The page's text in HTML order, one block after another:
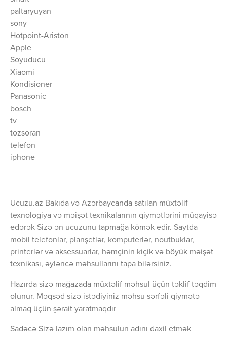
paltaryuyan
sony
Hotpoint-Ariston
Apple
Soyuducu
Xiaomi
Kondisioner
Panasonic
bosch
tv
tozsoran
telefon
iphone
Ucuzu.az Bakıda və Azərbaycanda satılan müxtəlif
texnologiya və məişət texnikalarının qiymətlərini müqayisə
edərək Sizə ən ucuzunu tapmağa kömək edir. Saytda
mobil telefonlar, planşetlər, komputerlər, noutbuklar,
printerlər və aksessuarlar, həmçinin kiçik və böyük məişət
texnikası, əyləncə məhsullarını tapa bilərsiniz.
Hazırda sizə mağazada müxtəlif məhsul üçün təklif təqdim
olunur. Məqsəd sizə istədiyiniz məhsu sərfəli qiymətə
almaq üçün şərait yaratmaqdır
Sadəcə Sizə lazım olan məhsulun adını daxil etmək